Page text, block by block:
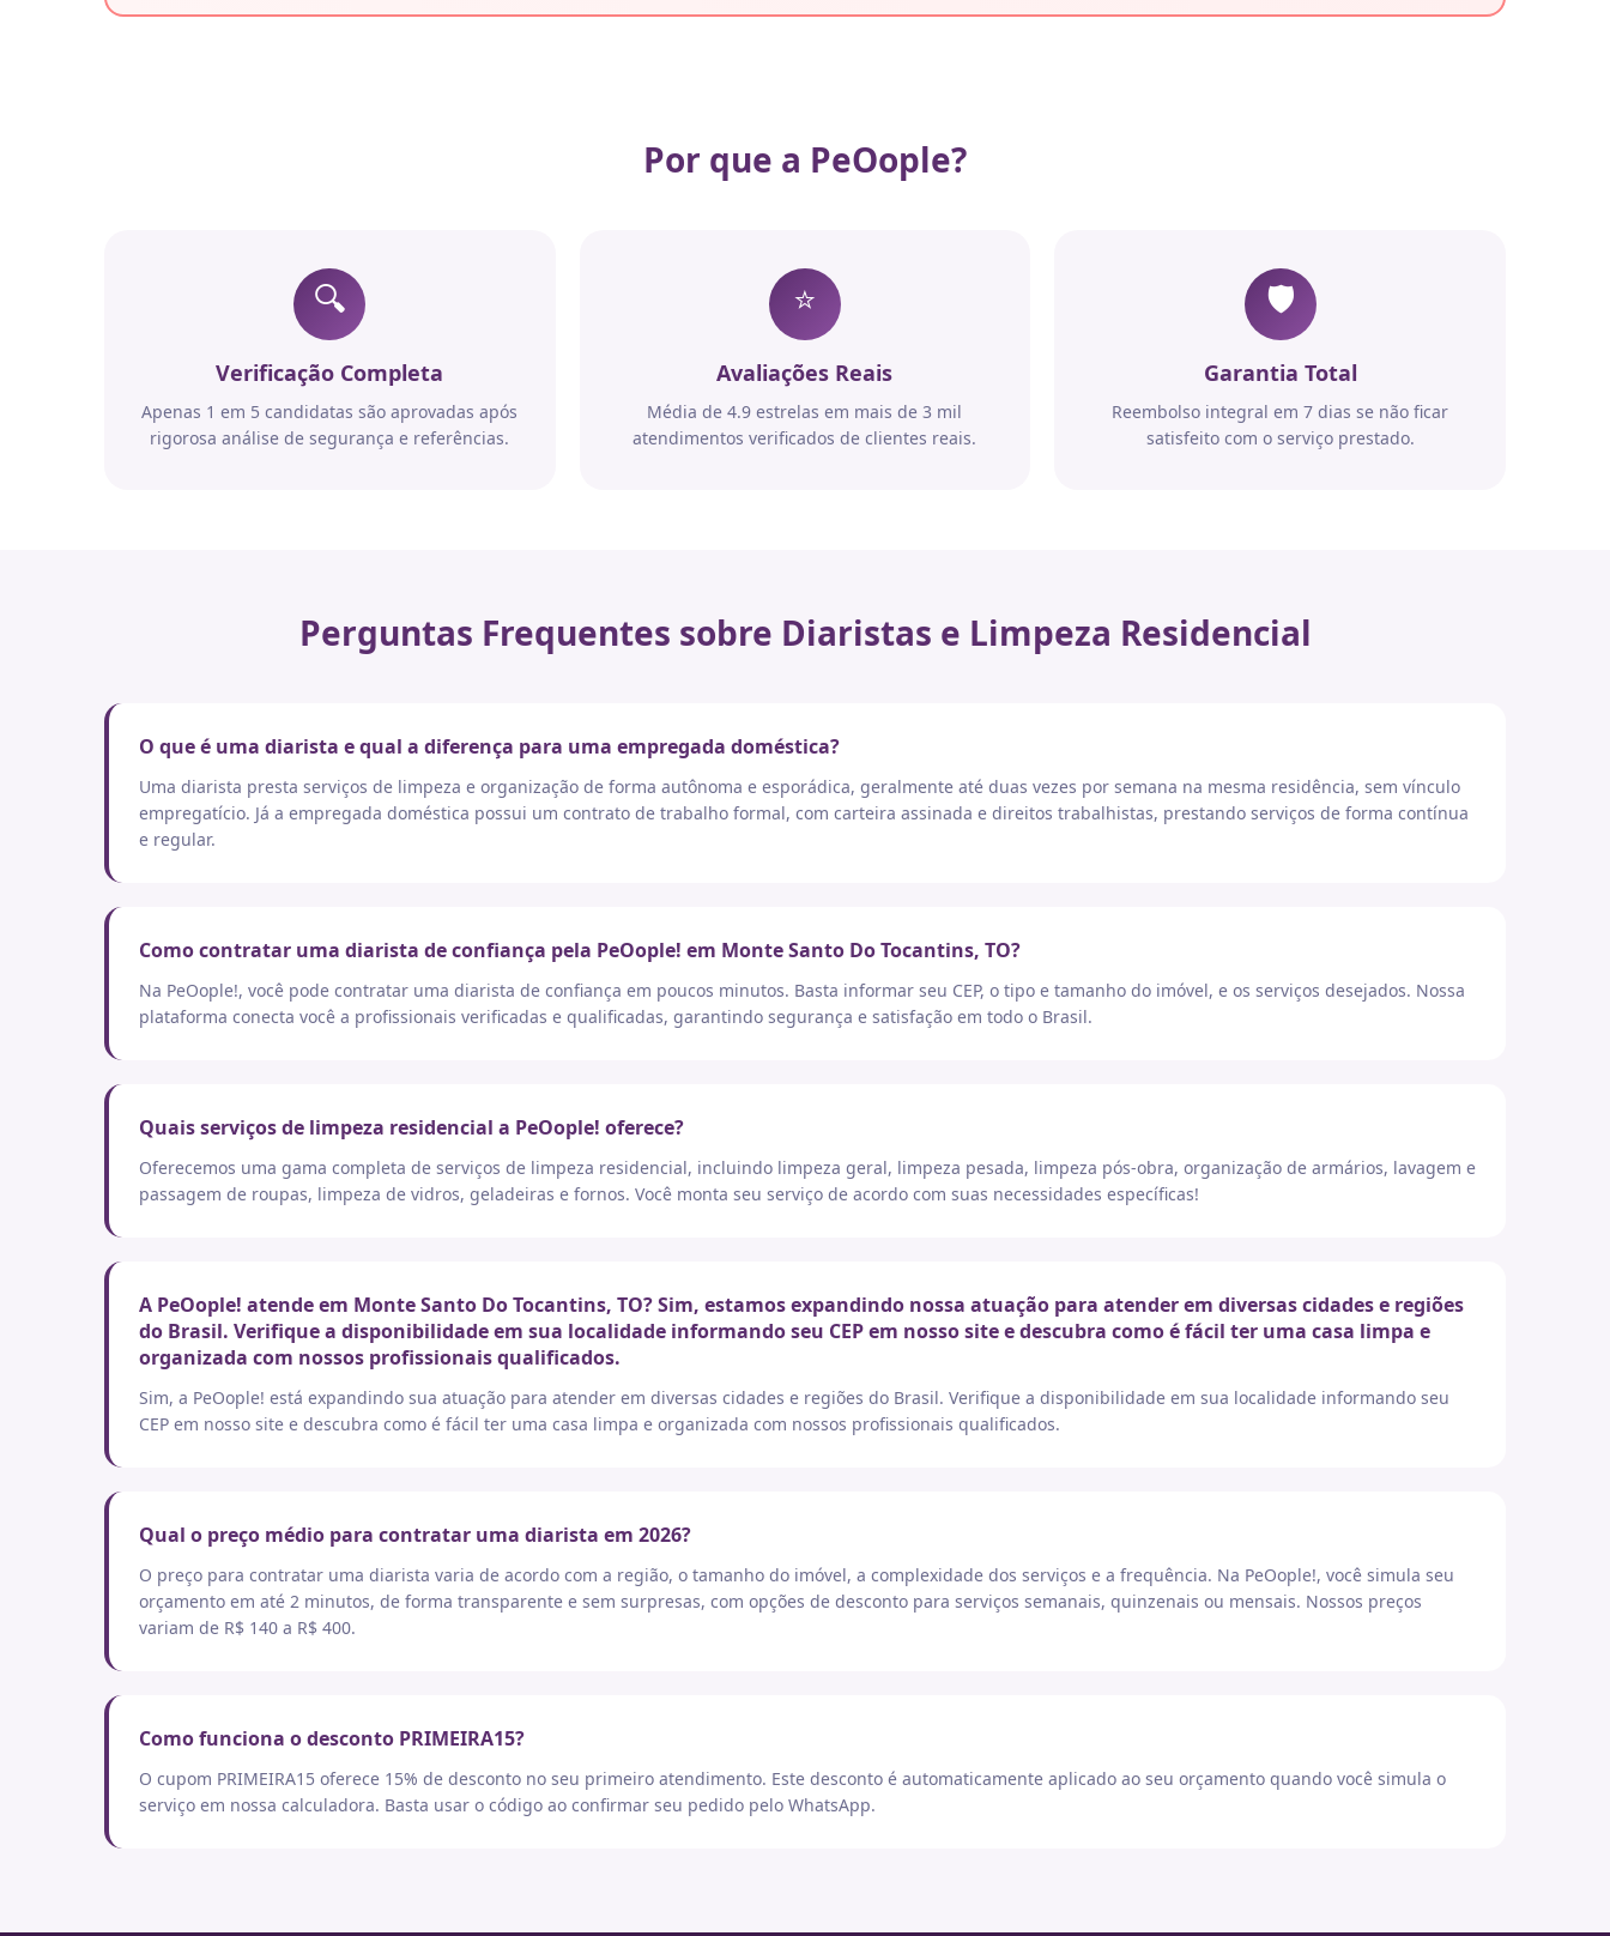
Por que a PeOople?
🔍
Verificação Completa
Apenas 1 em 5 candidatas são aprovadas após
rigorosa análise de segurança e referências.
⭐
Avaliações Reais
Média de 4.9 estrelas em mais de 3 mil
atendimentos verificados de clientes reais.
🛡️
Garantia Total
Reembolso integral em 7 dias se não ficar
satisfeito com o serviço prestado.
Perguntas Frequentes sobre Diaristas e Limpeza Residencial
O que é uma diarista e qual a diferença para uma empregada doméstica?
Uma diarista presta serviços de limpeza e organização de forma autônoma e esporádica, geralmente até duas vezes por semana na mesma residência, sem vínculo
empregatício. Já a empregada doméstica possui um contrato de trabalho formal, com carteira assinada e direitos trabalhistas, prestando serviços de forma contínua
e regular.
Como contratar uma diarista de confiança pela PeOople! em Monte Santo Do Tocantins, TO?
Na PeOople!, você pode contratar uma diarista de confiança em poucos minutos. Basta informar seu CEP, o tipo e tamanho do imóvel, e os serviços desejados. Nossa
plataforma conecta você a profissionais verificadas e qualificadas, garantindo segurança e satisfação em todo o Brasil.
Quais serviços de limpeza residencial a PeOople! oferece?
Oferecemos uma gama completa de serviços de limpeza residencial, incluindo limpeza geral, limpeza pesada, limpeza pós-obra, organização de armários, lavagem e
passagem de roupas, limpeza de vidros, geladeiras e fornos. Você monta seu serviço de acordo com suas necessidades específicas!
A PeOople! atende em Monte Santo Do Tocantins, TO? Sim, estamos expandindo nossa atuação para atender em diversas cidades e regiões
do Brasil. Verifique a disponibilidade em sua localidade informando seu CEP em nosso site e descubra como é fácil ter uma casa limpa e
organizada com nossos profissionais qualificados.
Sim, a PeOople! está expandindo sua atuação para atender em diversas cidades e regiões do Brasil. Verifique a disponibilidade em sua localidade informando seu
CEP em nosso site e descubra como é fácil ter uma casa limpa e organizada com nossos profissionais qualificados.
Qual o preço médio para contratar uma diarista em 2026?
O preço para contratar uma diarista varia de acordo com a região, o tamanho do imóvel, a complexidade dos serviços e a frequência. Na PeOople!, você simula seu
orçamento em até 2 minutos, de forma transparente e sem surpresas, com opções de desconto para serviços semanais, quinzenais ou mensais. Nossos preços
variam de R$ 140 a R$ 400.
Como funciona o desconto PRIMEIRA15?
O cupom PRIMEIRA15 oferece 15% de desconto no seu primeiro atendimento. Este desconto é automaticamente aplicado ao seu orçamento quando você simula o
serviço em nossa calculadora. Basta usar o código ao confirmar seu pedido pelo WhatsApp.